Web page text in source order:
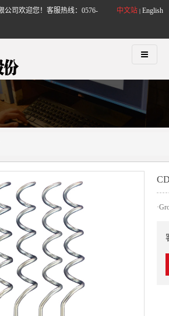
中文站 | English
公司欢迎您！客服热线：0576-